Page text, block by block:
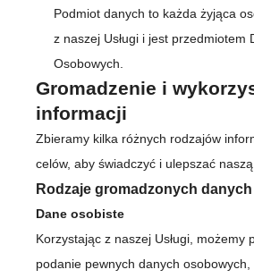
Podmiot danych to każda żyjąca
z naszej Usługi i jest przedmiotem
Osobowych.
Gromadzenie i
informacji
Zbieramy kilka różnych rodzajów
celów, aby świadczyć i ulepszać naszą
Rodzaje gromadzonych danych
Dane osobiste
Korzystając z naszej Usługi, możemy
podanie pewnych danych